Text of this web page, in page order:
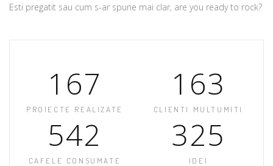
Esti pregatit sau cum s-ar spune mai clar, are you ready to rock?
167
PROIECTE REALIZATE
163
CLIENTI MULTUMITI
542
CAFELE CONSUMATE
325
IDEI